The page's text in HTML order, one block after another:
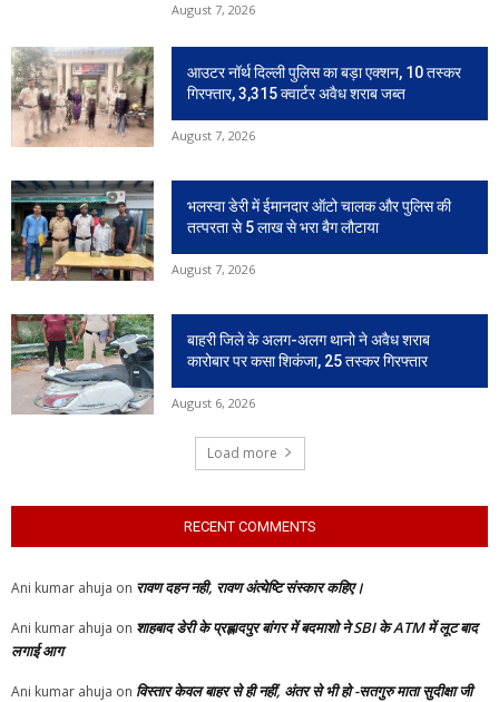
August 7, 2026
आउटर नॉर्थ दिल्ली पुलिस का बड़ा एक्शन, 10 तस्कर
गिरफ्तार, 3,315 क्वार्टर अवैध शराब जब्त
August 7, 2026
भलस्वा डेरी में ईमानदार ऑटो चालक और पुलिस की
तत्परता से 5 लाख से भरा बैग लौटाया
August 7, 2026
बाहरी जिले के अलग-अलग थानो ने अवैध शराब
कारोबार पर कसा शिकंजा, 25 तस्कर गिरफ्तार
August 6, 2026
Load more
RECENT COMMENTS
Ani kumar ahuja on रावण दहन नही, रावण अंत्येष्टि संस्कार कहिए।
Ani kumar ahuja on शाहबाद डेरी के प्रह्लादपुर बांगर में बदमाशो ने SBI के ATM में लूट बाद
लगाई आग
Ani kumar ahuja on विस्तार केवल बाहर से ही नहीं, अंतर से भी हो -सतगुरु माता सुदीक्षा जी